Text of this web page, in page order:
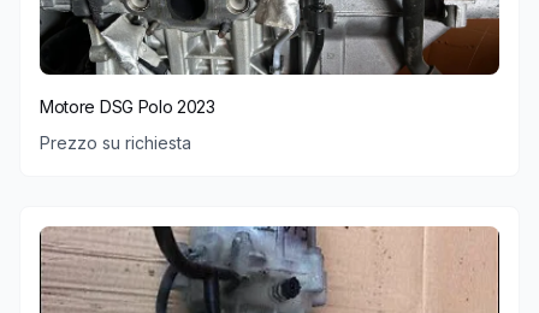
Motore DSG Polo 2023
Prezzo su richiesta